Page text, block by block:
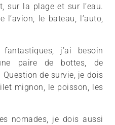
sur la plage et sur l’eau.
l’avion, le bateau, l’auto,
j’ai besoin
paire de bottes, de
Question de survie, je dois
mignon, le poisson, les
nomades, je dois aussi